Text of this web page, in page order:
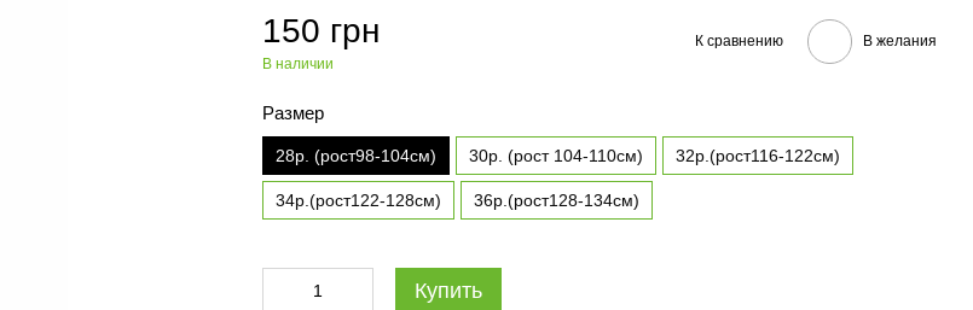
150 грн
В наличии
К сравнению В желания
Размер
28р. (рост98-104см) 30р. (рост 104-110см) 32р.(рост116-122см)
34р.(рост122-128см) 36р.(рост128-134см)
Купить